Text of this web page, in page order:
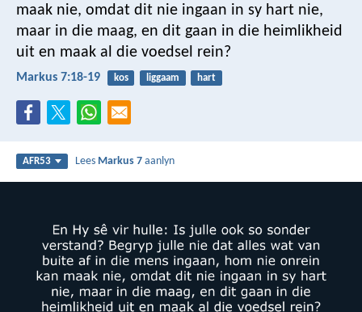
maak nie, omdat dit nie ingaan in sy hart nie,
maar in die maag, en dit gaan in die heimlikheid
uit en maak al die voedsel rein?
Markus 7:18-19 kos liggaam hart
AFR53 Lees Markus 7 aanlyn